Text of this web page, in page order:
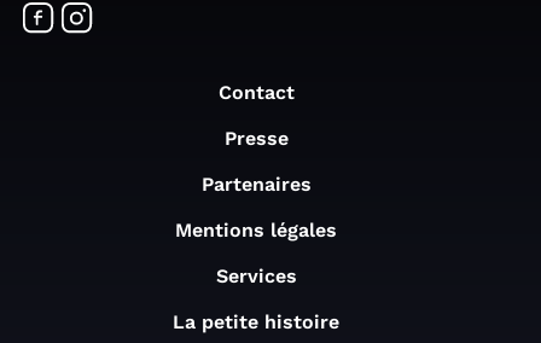
Contact
Presse
Partenaires
Mentions légales
Services
La petite histoire